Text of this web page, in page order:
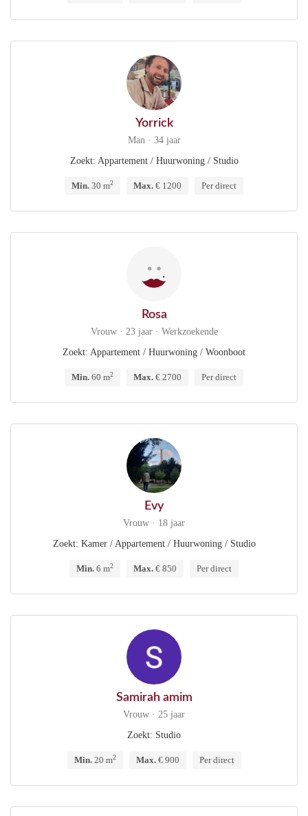
Yorrick
Man · 34 jaar
Zoekt: Appartement / Huurwoning / Studio
Min. 30 m2 Max. € 1200 Per direct
Rosa
Vrouw · 23 jaar · Werkzoekende
Zoekt: Appartement / Huurwoning / Woonboot
Min. 60 m2 Max. € 2700 Per direct
Evy
Vrouw · 18 jaar
Zoekt: Kamer / Appartement / Huurwoning / Studio
Min. 6 m2 Max. € 850 Per direct
Samirah amim
Vrouw · 25 jaar
Zoekt: Studio
Min.20 m2 Max.€ 900 Per direct